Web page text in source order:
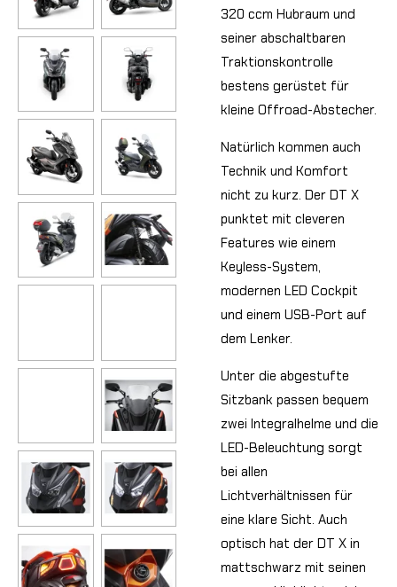
320 ccm Hubraum und
seiner abschaltbaren
Traktionskontrolle
bestens gerüstet für
kleine Offroad-Abstecher.
Natürlich kommen auch
Technik und Komfort
nicht zu kurz. Der DT X
punktet mit cleveren
Features wie einem
Keyless-System,
modernen LED Cockpit
und einem USB-Port auf
dem Lenker.
Unter die abgestufte
Sitzbank passen bequem
zwei Integralhelme und die
LED-Beleuchtung sorgt
bei allen
Lichtverhältnissen für
eine klare Sicht. Auch
optisch hat der DT X in
mattschwarz mit seinen